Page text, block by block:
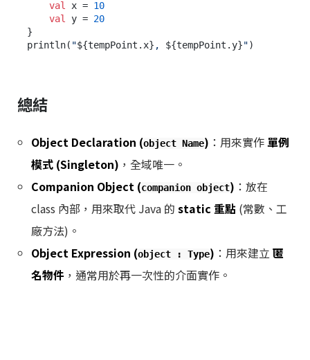
val x = 10
val y = 20
}
println( "${tempPoint.x} , ${tempPoint.y}"
總結
Object Declaration (object Name) ：用來實作單例
模式 (Singleton) ，全域唯一。
Companion Object (companion object) ：放在
class 內部，用來取代 Java 的 static 重點 (常數、工
廠方法)。
Object Expression (object : Type) ：用來建立 匿
名物件 ，通常用於再一次性的介面實作。